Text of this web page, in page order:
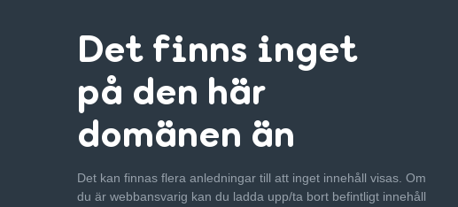
Det finns inget
på den här
domänen än
Det kan finnas flera anledningar till att inget innehåll visas. Om
du är webbansvarig kan du ladda upp/ta bort befintligt innehåll